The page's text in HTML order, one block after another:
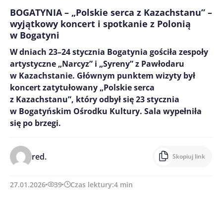
BOGATYNIA – „Polskie serca z Kazachstanu” –
wyjątkowy koncert i spotkanie z Polonią
w Bogatyni
W dniach 23–24 stycznia Bogatynia gościła zespoły
artystyczne „Narcyz” i „Syreny” z Pawłodaru
w Kazachstanie. Głównym punktem wizyty był
koncert zatytułowany „Polskie serca
z Kazachstanu”, który odbył się 23 stycznia
w Bogatyńskim Ośrodku Kultury. Sala wypełniła
się po brzegi.
red. Skopiuj link
27.01.2026 39 Czas lektury:4 min